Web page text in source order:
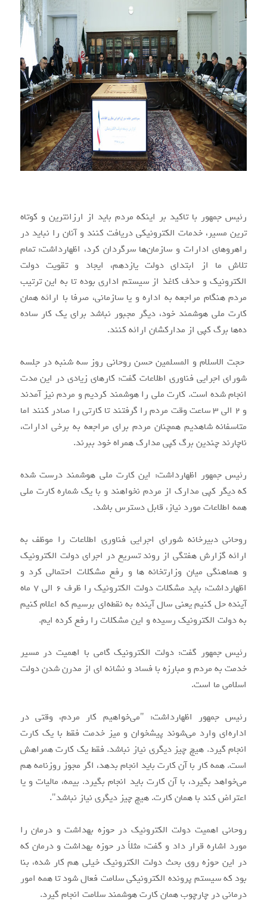
رئیس جمهور با تاکید بر اینکه مردم باید از ارزانترین و کوتاه
ترین مسیر، خدمات الکترونیکی دریافت کنند و آنان را نباید در
راهروهای ادارات و سازمان‌ها سرگردان کرد، اظهارداشت: تمام
تلاش ما از ابتدای دولت یازدهم، ایجاد و تقویت دولت
الکترونیک و حذف کاغذ از سیستم اداری بوده تا به این ترتیب
مردم هنگام مراجعه به اداره و یا سازمانی، صرفا با ارائه همان
کارت ملی هوشمند خود، دیگر مجبور نباشد برای یک کار ساده
ده‌ها برگ کپی از مدارکشان ارائه کنند.
حجت الاسلام و المسلمین حسن روحانی روز سه شنبه در جلسه
شورای اجرایی فناوری اطلاعات گفت: کارهای زیادی در این مدت
انجام شده است. کارت ملی را هوشمند کردیم و مردم نیز آمدند
و ۲ الی ۳ ساعت وقت مردم را گرفتند تا کارتی را صادر کنند اما
متاسفانه شاهدیم همچنان مردم برای مراجعه به برخی ادارات،
ناچارند چندین برگ کپی مدارک همراه خود ببرند.
رئیس جمهور اظهارداشت: این کارت ملی هوشمند درست شده
که دیگر کپی مدارک از مردم نخواهند و با یک شماره کارت ملی
همه اطلاعات مورد نیاز، قابل دسترس باشد.
روحانی دبیرخانه شورای اجرایی فناوری اطلاعات را موظف به
ارائه گزارش هفتگی از روند تسریع در اجرای دولت الکترونیک
و هماهنگی میان وزارتخانه ها و رفع مشکلات احتمالی کرد و
اظهارداشت: باید مشکلات دولت الکترونیک را ظرف ۶ الی ۷ ماه
آینده حل کنیم یعنی سال آینده به نقطه‌ای برسیم که اعلام کنیم
به دولت الکترونیک رسیده و این مشکلات را رفع کرده ایم.
رئیس جمهور گفت: دولت الکترونیک گامی با اهمیت در مسیر
خدمت به مردم و مبارزه با فساد و نشانه ای از مدرن شدن دولت
اسلامی ما است.
رئیس جمهور اظهارداشت: "می‌خواهیم کار مردم، وقتی در
اداره‌ای وارد می‌شوند پیشخوان و میز خدمت فقط با یک کارت
انجام گیرد. هیچ چیز دیگری نیاز نباشد. فقط یک کارت همراهش
است. همه کار با آن کارت باید انجام بدهد، اگر مجوز روزنامه هم
می‌خواهد بگیرد، با آن کارت باید انجام بگیرد. بیمه، مالیات و یا
اعتراض کند با همان کارت. هیچ چیز دیگری نیاز نباشد".
روحانی اهمیت دولت الکترونیک در حوزه بهداشت و درمان را
مورد اشاره قرار داد و گفت: مثلاً در حوزه بهداشت و درمان که
در این حوزه روی بحث دولت الکترونیک خیلی هم کار شده، بنا
بود که سیستم پرونده الکترونیکی سلامت فعال شود تا همه امور
درمانی در چارچوب همان کارت هوشمند سلامت انجام گیرد.